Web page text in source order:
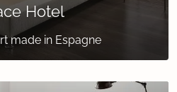
Hotel
made in Espagne